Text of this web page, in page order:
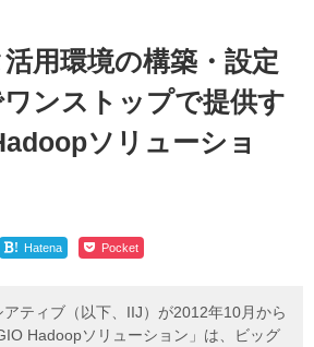
用環境の構築・設定
ンストップで提供す
ソリューショ
! Hatena Pocket
ティブ（以下、IIJ）が2012年10月から
Hadoopソリューション」は、ビッグ